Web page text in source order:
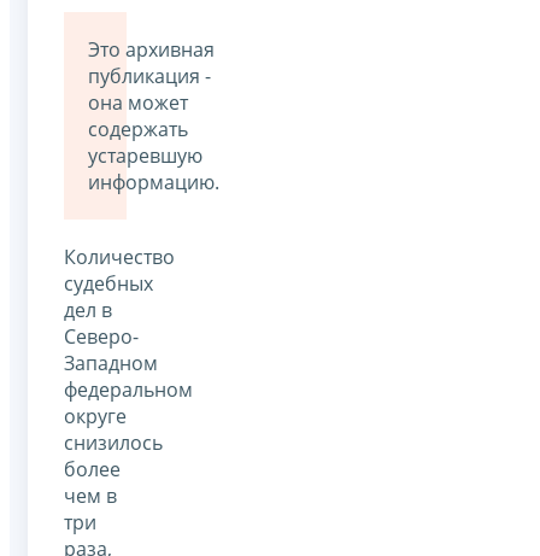
Это архивная
публикация -
она может
содержать
устаревшую
информацию.
Количество
судебных
дел в
Северо-
Западном
федеральном
округе
снизилось
более
чем в
три
раза,